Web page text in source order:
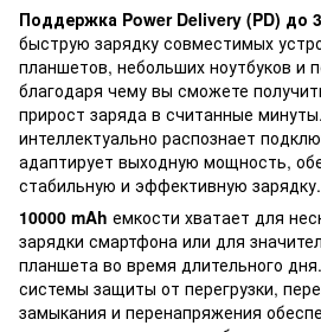
Поддержка Power Delivery (PD) до
быструю зарядку совместимых
планшетов, небольших ноутбуков и
благодаря чему вы сможете
прирост заряда в считанные
интеллектуально распознает
адаптирует выходную мощность,
стабильную и эффективную зарядку.
10000 mAh емкости хватает для
зарядки смартфона или для
планшета во время длительного
системы защиты от перегрузки,
замыкания и перенапряжения